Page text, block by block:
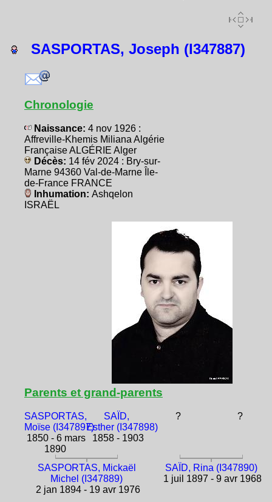
SASPORTAS, Joseph (I347887)
Chronologie
Naissance: 4 nov 1926 :
Affreville-Khemis Miliana Algérie
Française ALGÉRIE Alger
Décès: 14 fév 2024 : Bry-sur-
Marne 94360 Val-de-Marne Île-
de-France FRANCE
Inhumation: Ashqelon
ISRAËL
Parents et grand-parents
SASPORTAS,
Moïse (I347897)
1850 - 6 mars
1890
SAÏD,
Esther (I347898)
1858 - 1903
? ?
SASPORTAS, Mickaël
Michel (I347889)
2 jan 1894 - 19 avr 1976
SAÏD, Rina (I347890)
1 juil 1897 - 9 avr 1968